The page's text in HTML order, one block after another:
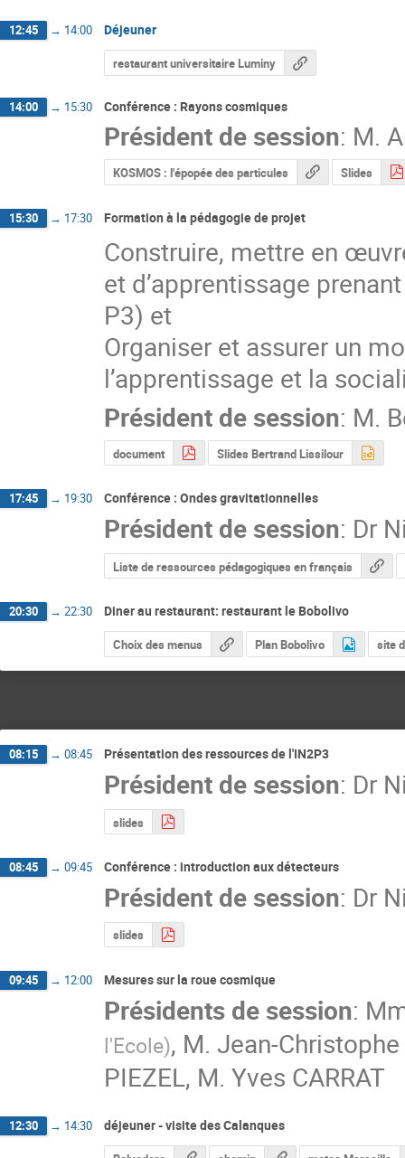
12:45 → 14:00 Déjeuner
restaurant universitaire Luminy
14:00 → 15:30 Conférence : Rayons cosmiques
Président de session: M.
KOSMOS : l'épopée des particules Slides
15:30 → 17:30 Formation à la pédagogie de projet
Construire, mettre en
et d’apprentissage
P3) et
Organiser et assurer un
l’apprentissage et la
Président de session: M.
document Slides Bertrand Lissilour
17:45 → 19:30 Conférence : Ondes gravitationnelles
Président de session: Dr
Liste de ressources pédagogiques en français
20:30 → 22:30 Diner au restaurant: restaurant le Bobolivo
Choix des menus Plan Bobolivo site
08:15 → 08:45 Présentation des ressources de l'IN2P3
Président de session: Dr
slides
08:45 → 09:45 Conférence : introduction aux détecteurs
Président de session: Dr
slides
09:45 → 12:00 Mesures sur la roue cosmique
Présidents de session:
l'Ecole), M. Jean-
PIEZEL, M. Yves CARRAT
12:30 → 14:30 déjeuner - visite des Calanques